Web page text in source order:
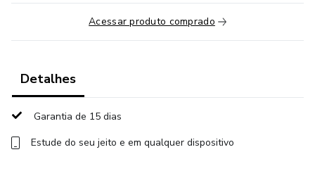
Técnicas práticas para gerenciamento de tempo e
produtividade.
Módulo 2: Marca Certa
Construa uma marca que traduza sua história, sua paixão e
Acessar produto comprado
Detalhes
Garantia de 15 dias
Estude do seu jeito e em qualquer dispositivo